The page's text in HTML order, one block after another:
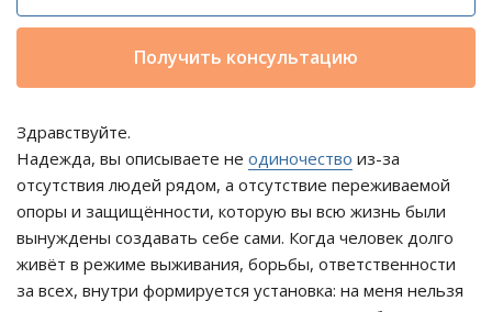
Получить консультацию
Здравствуйте.
Надежда, вы описываете не одиночество из-за
отсутствия людей рядом, а отсутствие переживаемой
опоры и защищённости, которую вы всю жизнь были
вынуждены создавать себе сами. Когда человек долго
живёт в режиме выживания, борьбы, ответственности
за всех, внутри формируется установка: на меня нельзя